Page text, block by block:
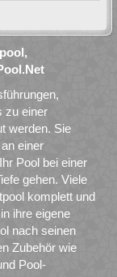
zu einer
werden. Sie
einer
Pool bei einer
gehen. Viele
komplett und
ihre eigene
nach seinen
Zubehör wie
Pool-